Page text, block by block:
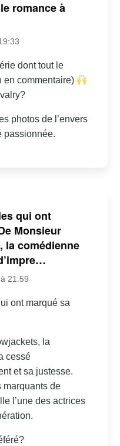
romance à
dont tout le
en commentaire)
photos de l’envers
passionnée.
qui ont
Monsieur
la comédienne
21:59
ont marqué sa
la
cessé
et sa justesse.
marquants de
l’une des actrices